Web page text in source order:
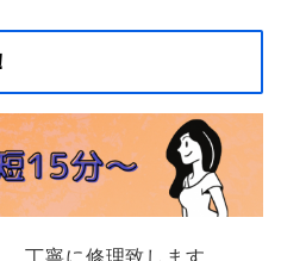
丁寧に修理致します。